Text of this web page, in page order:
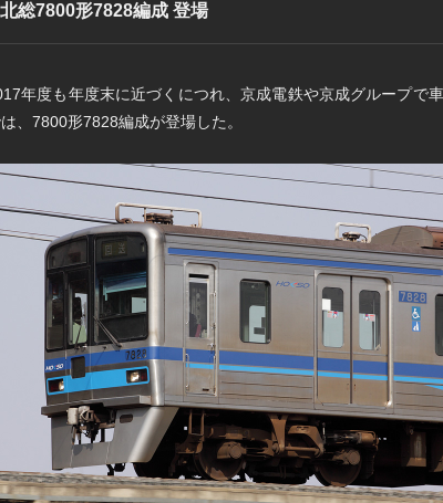
北総7800形7828編成 登場
年度も年度末に近づくにつれ、京成電鉄や京成グループで
、7800形7828編成が登場した。